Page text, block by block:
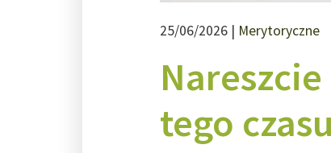
25/06/2026 | Merytoryczne
tego czasu